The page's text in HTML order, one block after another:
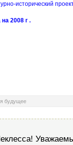
исторический
2008 г .
будущее